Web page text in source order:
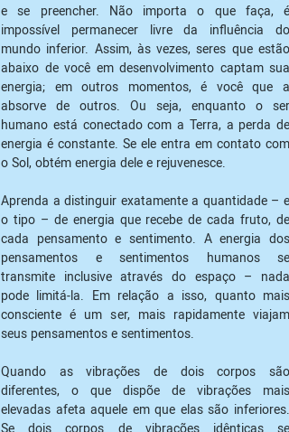
e se preencher. Não importa o que faça, é
impossível permanecer livre da influência do
mundo inferior. Assim, às vezes, seres que estão
abaixo de você em desenvolvimento captam sua
energia; em outros momentos, é você que a
absorve de outros. Ou seja, enquanto o ser
humano está conectado com a Terra, a perda de
energia é constante. Se ele entra em contato com
o Sol, obtém energia dele e rejuvenesce.
Aprenda a distinguir exatamente a quantidade – e
o tipo – de energia que recebe de cada fruto, de
cada pensamento e sentimento. A energia dos
pensamentos e sentimentos humanos se
transmite inclusive através do espaço – nada
pode limitá-la. Em relação a isso, quanto mais
consciente é um ser, mais rapidamente viajam
seus pensamentos e sentimentos.
Quando as vibrações de dois corpos são
diferentes, o que dispõe de vibrações mais
elevadas afeta aquele em que elas são inferiores.
Se dois corpos de vibrações idênticas se